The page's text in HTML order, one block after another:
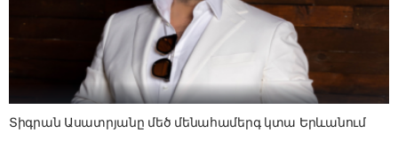
Տիգրան Ասատրյանը մեծ մենահամերգ կտա Երևանում